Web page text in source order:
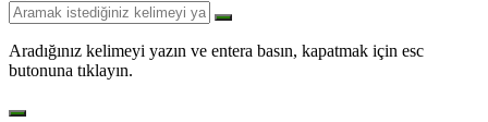
Aradığınız kelimeyi yazın ve entera basın, kapatmak için esc
butonuna tıklayın.